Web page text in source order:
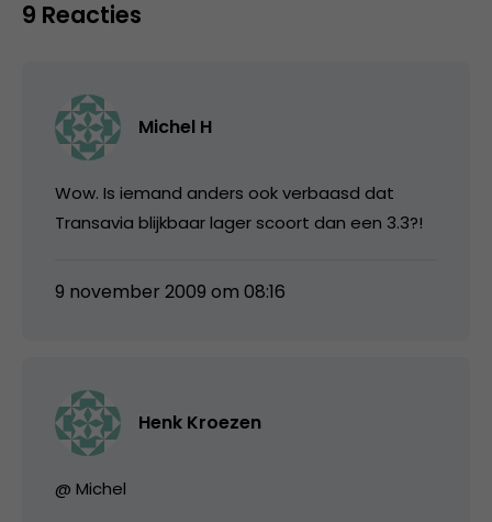
9 Reacties
Michel H
Wow. Is iemand anders ook verbaasd dat
Transavia blijkbaar lager scoort dan een 3.3?!
9 november 2009 om 08:16
Henk Kroezen
@ Michel